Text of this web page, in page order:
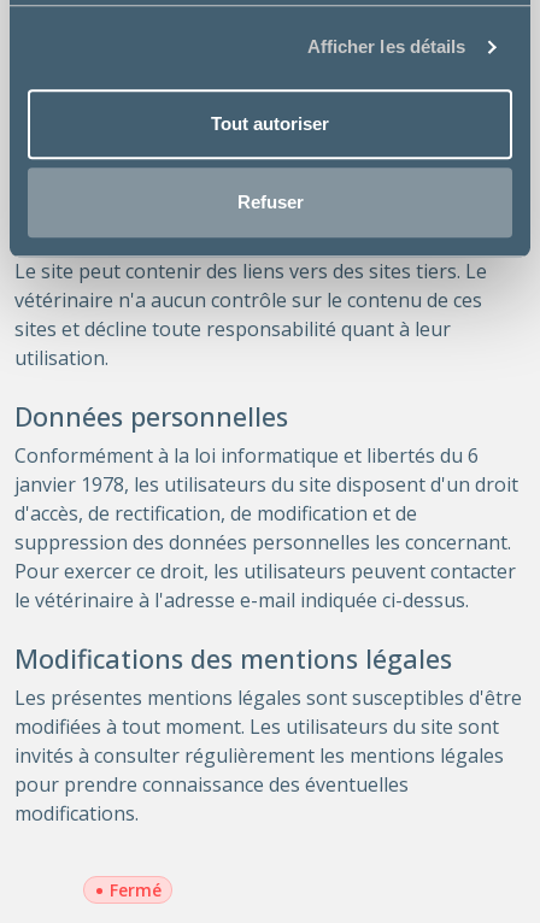
Afficher les détails
Tout autoriser
Refuser
Le vétérinaire ne pourra être tenu responsable des
du site ou de l'impossibilité d'utiliser le site.
Liens vers des sites tiers
Le site peut contenir des liens vers des sites tiers. Le
vétérinaire n'a aucun contrôle sur le contenu de ces
sites et décline toute responsabilité quant à leur
utilisation.
Données personnelles
Conformément à la loi informatique et libertés du 6
janvier 1978, les utilisateurs du site disposent d'un droit
d'accès, de rectification, de modification et de
suppression des données personnelles les concernant.
Pour exercer ce droit, les utilisateurs peuvent contacter
le vétérinaire à l'adresse e-mail indiquée ci-dessus.
Modifications des mentions légales
Les présentes mentions légales sont susceptibles d'être
modifiées à tout moment. Les utilisateurs du site sont
invités à consulter régulièrement les mentions légales
pour prendre connaissance des éventuelles
modifications.
• Fermé